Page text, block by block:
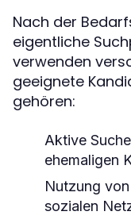
Nach der
eigentliche
verwenden
geeignete
gehören:
Aktive
ehemaligen
Nutzung
sozialen